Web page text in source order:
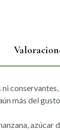
más del
azúcar